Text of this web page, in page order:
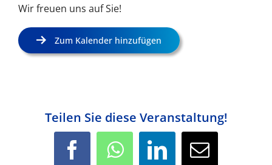
Wir freuen uns auf Sie!
Zum Kalender hinzufügen
Teilen Sie diese Veranstaltung!
Facebook WhatsApp LinkedIn
E-